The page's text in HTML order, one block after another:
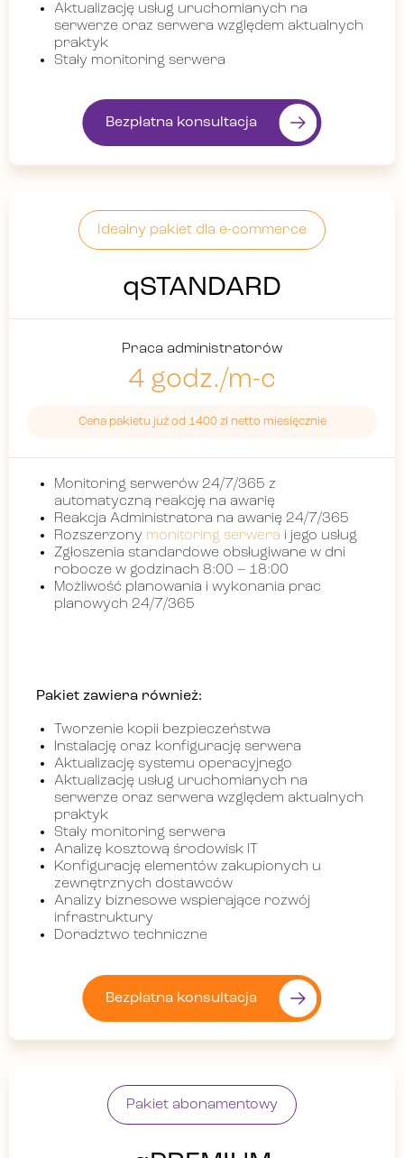
Aktualizację usług uruchomianych na
serwerze oraz serwera względem aktualnych
praktyk
Stały monitoring serwera
Bezpłatna konsultacja
Idealny pakiet dla e-commerce
qSTANDARD
Praca administratorów
4 godz./m-c
Cena pakietu już od 1400 zł netto miesięcznie
Monitoring serwerów 24/7/365 z
automatyczną reakcję na awarię
Reakcja Administratora na awarię 24/7/365
Rozszerzony monitoring serwera i jego usług
Zgłoszenia standardowe obsługiwane w dni
robocze w godzinach 8:00 – 18:00
Możliwość planowania i wykonania prac
planowych 24/7/365
Pakiet zawiera również:
Tworzenie kopii bezpieczeństwa
Instalację oraz konfigurację serwera
Aktualizację systemu operacyjnego
Aktualizację usług uruchomianych na
serwerze oraz serwera względem aktualnych
praktyk
Stały monitoring serwera
Analizę kosztową środowisk IT
Konfigurację elementów zakupionych u
zewnętrznych dostawców
Analizy biznesowe wspierające rozwój
infrastruktury
Doradztwo techniczne
Bezpłatna konsultacja
Pakiet abonamentowy